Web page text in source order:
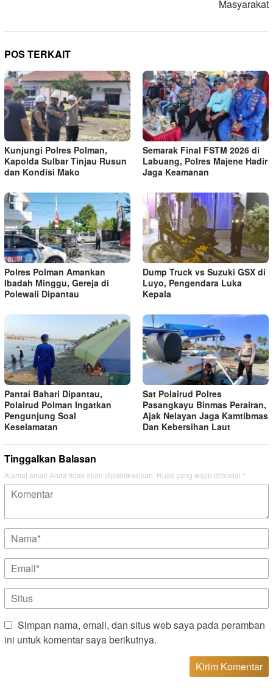
Masyarakat
POS TERKAIT
Kunjungi Polres Polman,
Kapolda Sulbar Tinjau Rusun
dan Kondisi Mako
Semarak Final FSTM 2026 di
Labuang, Polres Majene Hadir
Jaga Keamanan
Polres Polman Amankan
Ibadah Minggu, Gereja di
Polewali Dipantau
Dump Truck vs Suzuki GSX di
Luyo, Pengendara Luka
Kepala
Pantai Bahari Dipantau,
Polairud Polman Ingatkan
Pengunjung Soal
Keselamatan
Sat Polairud Polres
Pasangkayu Binmas Perairan,
Ajak Nelayan Jaga Kamtibmas
Dan Kebersihan Laut
Tinggalkan Balasan
Alamat email Anda tidak akan dipublikasikan. Ruas yang wajib ditandai *
Simpan nama, email, dan situs web saya pada peramban
ini untuk komentar saya berikutnya.